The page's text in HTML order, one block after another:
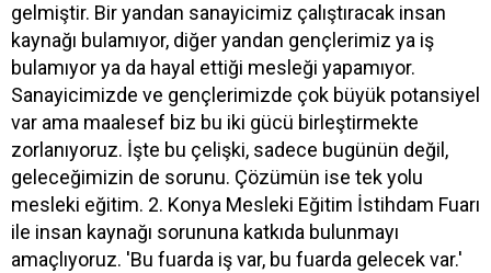
gelmiştir. Bir yandan sanayicimiz çalıştıracak insan
kaynağı bulamıyor, diğer yandan gençlerimiz ya iş
bulamıyor ya da hayal ettiği mesleği yapamıyor.
Sanayicimizde ve gençlerimizde çok büyük potansiyel
var ama maalesef biz bu iki gücü birleştirmekte
zorlanıyoruz. İşte bu çelişki, sadece bugünün değil,
geleceğimizin de sorunu. Çözümün ise tek yolu
mesleki eğitim. 2. Konya Mesleki Eğitim İstihdam Fuarı
ile insan kaynağı sorununa katkıda bulunmayı
amaçlıyoruz. 'Bu fuarda iş var, bu fuarda gelecek var.'